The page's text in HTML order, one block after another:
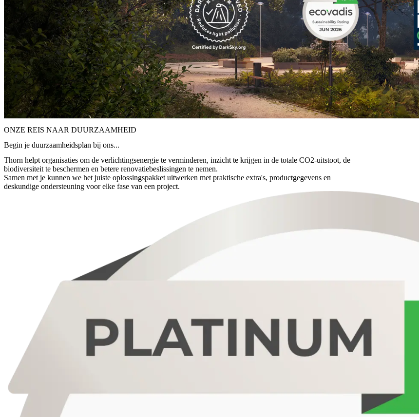
ONZE REIS NAAR DUURZAAMHEID
Begin je duurzaamheidsplan bij ons...
Thorn helpt organisaties om de verlichtingsenergie te verminderen, inzicht te krijgen in de totale CO2-uitstoot, de
biodiversiteit te beschermen en betere renovatiebeslissingen te nemen.
Samen met je kunnen we het juiste oplossingspakket uitwerken met praktische extra's, productgegevens en
deskundige ondersteuning voor elke fase van een project.